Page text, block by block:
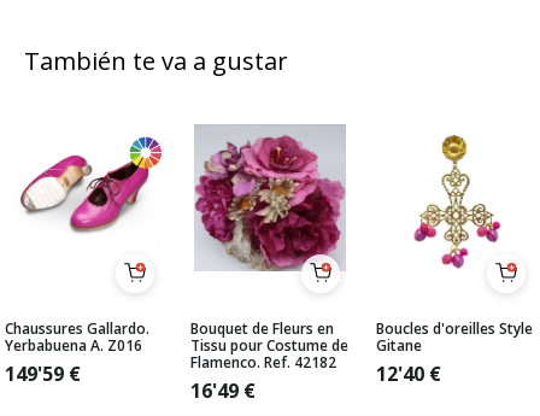
También te va a gustar
Chaussures Gallardo.
Yerbabuena A. Z016
149'59 €
Bouquet de Fleurs en
Tissu pour Costume de
Flamenco. Ref. 42182
16'49 €
Boucles d'oreilles Style
Gitane
12'40 €